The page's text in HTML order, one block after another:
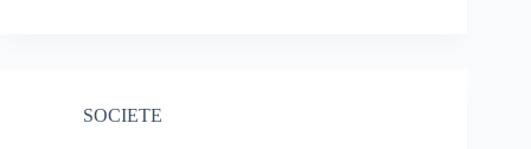
SOCIETE